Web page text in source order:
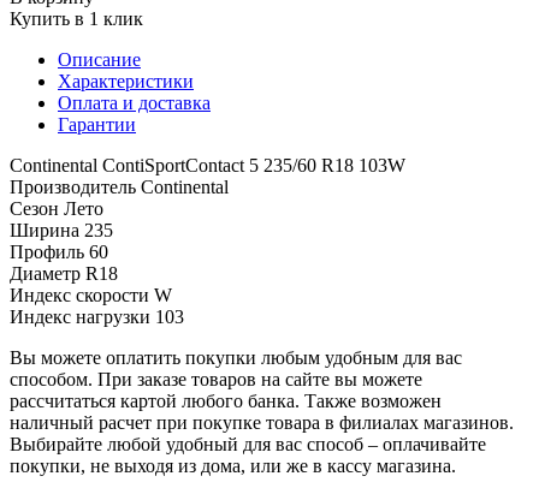
Купить в 1 клик
Описание
Характеристики
Оплата и доставка
Гарантии
Continental ContiSportContact 5 235/60 R18 103W
Производитель Continental
Сезон Лето
Ширина 235
Профиль 60
Диаметр R18
Индекс скорости W
Индекс нагрузки 103
Вы можете оплатить покупки любым удобным для вас
способом. При заказе товаров на сайте вы можете
рассчитаться картой любого банка. Также возможен
наличный расчет при покупке товара в филиалах магазинов.
Выбирайте любой удобный для вас способ – оплачивайте
покупки, не выходя из дома, или же в кассу магазина.